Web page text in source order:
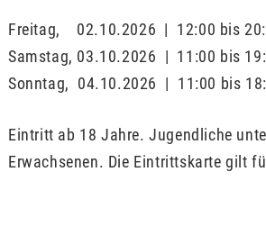
Freitag, 02.10.2026 | 12:00 bis
Samstag, 03.10.2026 | 11:00 bis
Sonntag, 04.10.2026 | 11:00 bis
Eintritt ab 18 Jahre. Jugendliche
Erwachsenen. Die Eintrittskarte gilt